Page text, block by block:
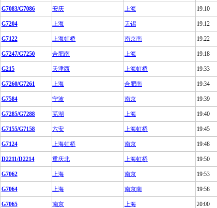
G7083/G7086 安庆 上海 19:10
G7204 上海 无锡 19:12
G7122 上海虹桥 南京南 19:22
G7247/G7250 合肥南 上海 19:18
G215 天津西 上海虹桥 19:33
G7260/G7261 上海 合肥南 19:34
G7584 宁波 南京 19:39
G7285/G7288 芜湖 上海 19:40
G7155/G7158 六安 上海虹桥 19:45
G7124 上海虹桥 南京 19:48
D2211/D2214 重庆北 上海虹桥 19:50
G7062 上海 南京 19:53
G7064 上海 南京南 19:58
G7065 南京 上海 20:00